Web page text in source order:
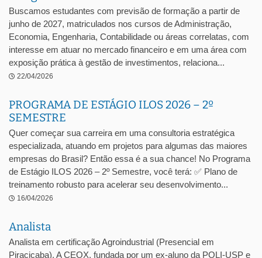
Buscamos estudantes com previsão de formação a partir de
junho de 2027, matriculados nos cursos de Administração,
Economia, Engenharia, Contabilidade ou áreas correlatas, com
interesse em atuar no mercado financeiro e em uma área com
exposição prática à gestão de investimentos, relaciona...
22/04/2026
PROGRAMA DE ESTÁGIO ILOS 2026 – 2º
SEMESTRE
Quer começar sua carreira em uma consultoria estratégica
especializada, atuando em projetos para algumas das maiores
empresas do Brasil? Então essa é a sua chance! No Programa
de Estágio ILOS 2026 – 2º Semestre, você terá: ✅ Plano de
treinamento robusto para acelerar seu desenvolvimento...
16/04/2026
Analista
Analista em certificação Agroindustrial (Presencial em
Piracicaba). A CEOX, fundada por um ex-aluno da POLI-USP e